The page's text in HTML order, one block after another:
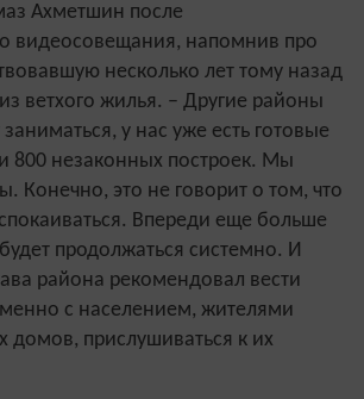
Ахметшин после
видеосовещания, напомнив про
несколько лет тому назад
ветхого жилья. – Другие районы
у нас уже есть готовые
800 незаконных построек. Мы
Конечно, это не говорит о том, что
Впереди еще больше
продолжаться системно. И
района рекомендовал вести
с населением, жителями
домов, прислушиваться к их